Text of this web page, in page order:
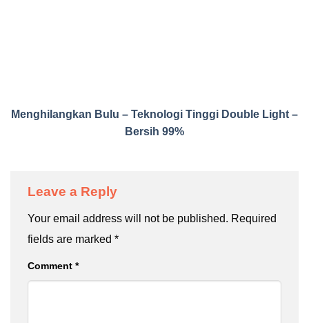
Menghilangkan Bulu – Teknologi Tinggi Double Light –
Bersih 99%
Leave a Reply
Your email address will not be published. Required
fields are marked *
Comment *